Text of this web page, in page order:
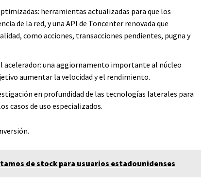
herramientas actualizadas para que los
de la red, y una API de Toncenter renovada que
como acciones, transacciones pendientes, pugna y
acelerador: una aggiornamento importante al núcleo
aumentar la velocidad y el rendimiento.
en profundidad de las tecnologías laterales para
casos de uso especializados.
de stock para usuarios estadounidenses